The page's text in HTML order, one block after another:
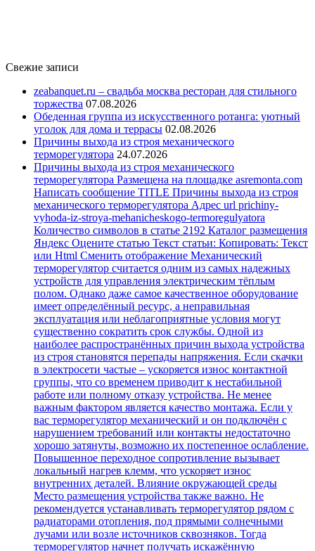
Свежие записи
zeabanquet.ru – свадьба москва ресторан для стильного
торжества 07.08.2026
Обеденная группа из искусственного ротанга: уютный
уголок для дома и террасы 02.08.2026
Причины выхода из строя механического
терморегулятора 24.07.2026
Причины выхода из строя механического
терморегулятора Размещена на площадке asremonta.com
Написать сообщение TITLE Причины выхода из строя
механического терморегулятора Адрес url prichiny-
vyhoda-iz-stroya-mehanicheskogo-termoregulyatora
Количество символов в статье 2192 Каталог размещения
Яндекс Оцените статью Текст статьи: Копировать: Текст
или Html Cменить отображение Механический
терморегулятор считается одним из самых надежных
устройств для управления электрическим тёплым
полом. Однако даже самое качественное оборудование
имеет определённый ресурс, а неправильная
эксплуатация или неблагоприятные условия могут
существенно сократить срок службы. Одной из
наиболее распространённых причин выхода устройства
из строя становятся перепады напряжения. Если скачки
в электросети частые – ускоряется износ контактной
группы, что со временем приводит к нестабильной
работе или полному отказу устройства. Не менее
важным фактором является качество монтажа. Если у
вас терморегулятор механический и он подключён с
нарушением требований или контакты недостаточно
хорошо затянуты, возможно их постепенное ослабление.
Повышенное переходное сопротивление вызывает
локальный нагрев клемм, что ускоряет износ
внутренних деталей. Влияние окружающей среды
Место размещения устройства также важно. Не
рекомендуется устанавливать терморегулятор рядом с
радиаторами отопления, под прямыми солнечными
лучами или возле источников сквозняков. Тогда
терморегулятор начнет получать искажённую